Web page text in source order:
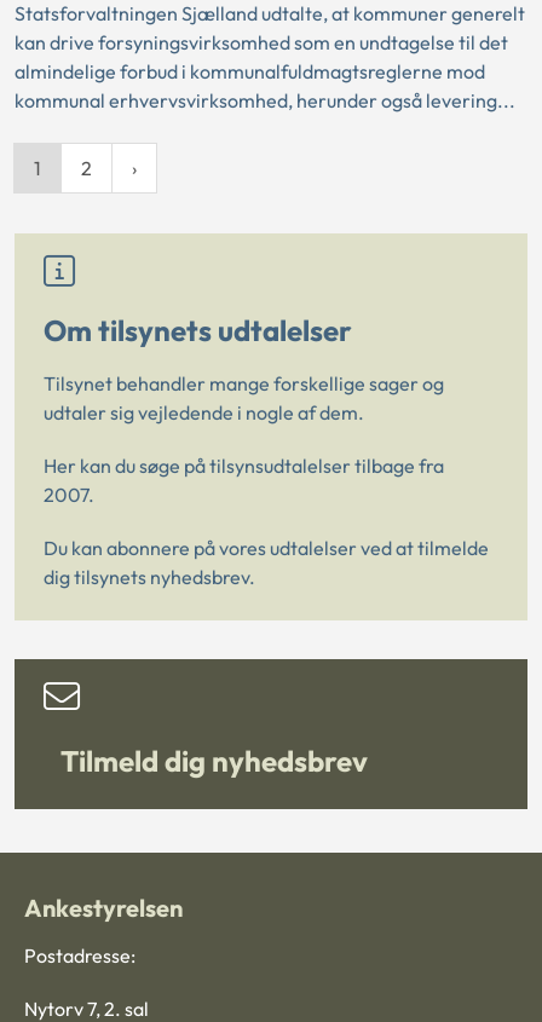
Statsforvaltningen Sjælland udtalte, at kommuner generelt
kan drive forsyningsvirksomhed som en undtagelse til det
almindelige forbud i kommunalfuldmagtsreglerne mod
kommunal erhvervsvirksomhed, herunder også levering...
1 2
Om tilsynets udtalelser
Tilsynet behandler mange forskellige sager og
udtaler sig vejledende i nogle af dem.
Her kan du søge på tilsynsudtalelser tilbage fra
2007.
Du kan abonnere på vores udtalelser ved at tilmelde
dig tilsynets nyhedsbrev.
Tilmeld dig nyhedsbrev
Ankestyrelsen
Postadresse:
Nytorv 7, 2. sal